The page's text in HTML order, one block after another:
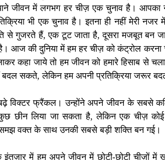
जीवन में लगभग हर चीज़ एक चुनाव है। आपका
भी एक चुनाव है। इतना ही नहीं मेरी
से गुजरते हैं, एक टूट जाता है, दूसरा मजबूत बन
है। आज की दुनिया में हम हर चीज़ को कंट्रोल
कहा जाये तो हम जीवन को हमारे हिसाब से
बदल सकते, लेकिन हम अपनी प्रतिक्रिया जरूर
विक्टर फ्रैंकल। उन्होंने अपने जीवन के सबसे
छीन लिया जा सकता है, लेकिन एक चीज़ कोई
वक्त के साथ उनकी सबसे बड़ी शक्ति बन गई।
इंतज़ार में हम अपने जीवन में छोटी-छोटी चीज़ों में